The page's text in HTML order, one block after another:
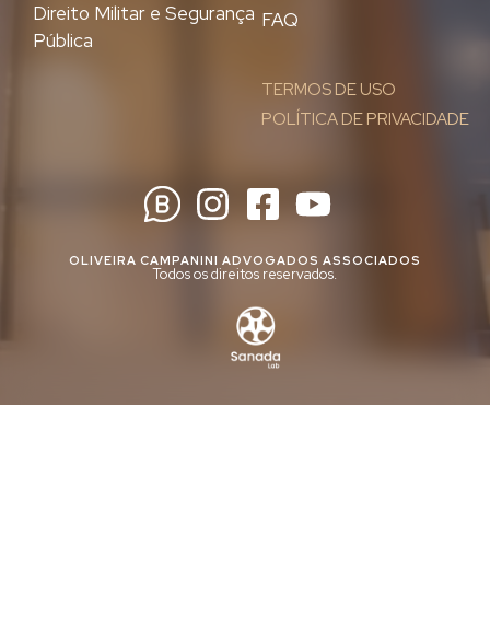
FAQ
TERMOS DE USO
POLÍTICA DE PRIVACIDADE
Direito Militar e Segurança
Pública
OLIVEIRA CAMPANINI ADVOGADOS ASSOCIADOS
Todos os direitos reservados.